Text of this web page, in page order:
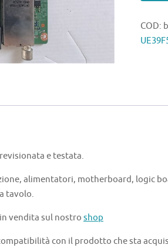
BN94-
06787K
COD:
e testata.
alimentatori, motherboard, logic
tavolo.
vendita sul nostro shop
con il prodotto che sta